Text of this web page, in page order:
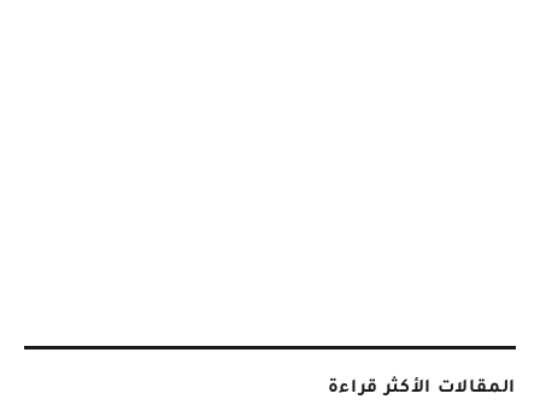
المقالات الأكثر قراءة